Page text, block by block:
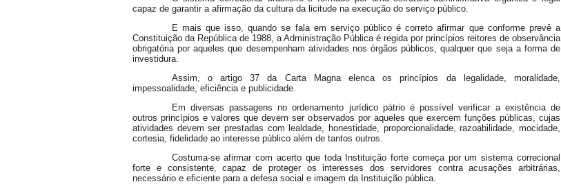
capaz de garantir a afirmação da cultura da licitude na execução do serviço público.
E mais que isso, quando se fala em serviço público é correto afirmar que conforme prevê a
Constituição da República de 1988, a Administração Pública é regida por princípios reitores de observância
obrigatória por aqueles que desempenham atividades nos órgãos públicos, qualquer que seja a forma de
investidura.
Assim, o artigo 37 da Carta Magna elenca os princípios da legalidade, moralidade,
impessoalidade, eficiência e publicidade.
Em diversas passagens no ordenamento jurídico pátrio é possível verificar a existência de
outros princípios e valores que devem ser observados por aqueles que exercem funções públicas, cujas
atividades devem ser prestadas com lealdade, honestidade, proporcionalidade, razoabilidade, mocidade,
cortesia, fidelidade ao interesse público além de tantos outros.
Costuma-se afirmar com acerto que toda Instituição forte começa por um sistema correcional
forte e consistente, capaz de proteger os interesses dos servidores contra acusações arbitrárias,
necessário e eficiente para a defesa social e imagem da Instituição pública.